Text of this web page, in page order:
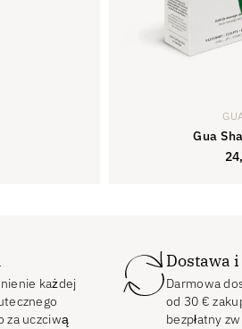
Gua
każdej
za uczciwą
Dostawa
Darmowa
od 30 €
bezpłatny